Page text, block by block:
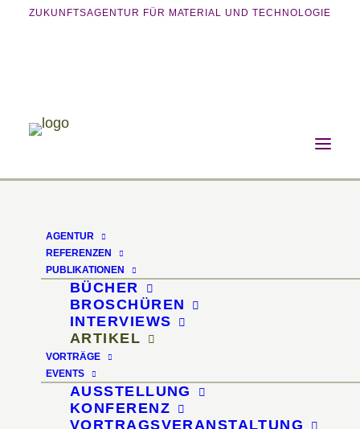
ZUKUNFTSAGENTUR FÜR MATERIAL UND TECHNOLOGIE
AGENTUR
REFERENZEN
PUBLIKATIONEN
BÜCHER
BROSCHÜREN
INTERVIEWS
ARTIKEL
VORTRÄGE
EVENTS
AUSSTELLUNG
KONFERENZ
VORTRAGSVERANSTALTUNG
Spriessende Materialideen – Design auf Basis
Spriessende
Materialideen
Design auf Basis
organischer Abfälle